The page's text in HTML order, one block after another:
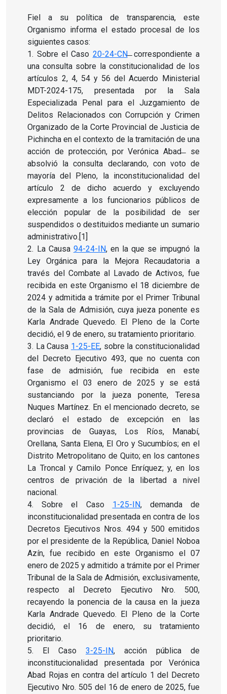
Fiel a su política de transparencia, este
Organismo informa el estado procesal de los
siguientes casos:
1. Sobre el Caso 20-24-CN̶̶ correspondiente a
una consulta sobre la constitucionalidad de los
artículos 2, 4, 54 y 56 del Acuerdo Ministerial
MDT-2024-175, presentada por la Sala
Especializada Penal para el Juzgamiento de
Delitos Relacionados con Corrupción y Crimen
Organizado de la Corte Provincial de Justicia de
Pichincha en el contexto de la tramitación de una
acción de protección, por Verónica Abad ̶̶ se
absolvió la consulta declarando, con voto de
mayoría del Pleno, la inconstitucionalidad del
artículo 2 de dicho acuerdo y excluyendo
expresamente a los funcionarios públicos de
elección popular de la posibilidad de ser
suspendidos o destituidos mediante un sumario
administrativo.[1]
2. La Causa 94-24-IN, en la que se impugnó la
Ley Orgánica para la Mejora Recaudatoria a
través del Combate al Lavado de Activos, fue
recibida en este Organismo el 18 diciembre de
2024 y admitida a trámite por el Primer Tribunal
de la Sala de Admisión, cuya jueza ponente es
Karla Andrade Quevedo. El Pleno de la Corte
decidió, el 9 de enero, su tratamiento prioritario.
3. La Causa 1-25-EE, sobre la constitucionalidad
del Decreto Ejecutivo 493, que no cuenta con
fase de admisión, fue recibida en este
Organismo el 03 enero de 2025 y se está
sustanciando por la jueza ponente, Teresa
Nuques Martínez. En el mencionado decreto, se
declaró el estado de excepción en las
provincias de Guayas, Los Ríos, Manabí,
Orellana, Santa Elena, El Oro y Sucumbíos; en el
Distrito Metropolitano de Quito; en los cantones
La Troncal y Camilo Ponce Enríquez; y, en los
centros de privación de la libertad a nivel
nacional.
4.
Sobre el Caso 1-25-IN, demanda de
inconstitucionalidad presentada en contra de los
Decretos Ejecutivos Nros. 494 y 500 emitidos
por el presidente de la República, Daniel Noboa
Azín, fue recibido en este Organismo el 07
enero de 2025 y admitido a trámite por el Primer
Tribunal de la Sala de Admisión, exclusivamente,
respecto al Decreto Ejecutivo Nro. 500,
recayendo la ponencia de la causa en la jueza
Karla Andrade Quevedo. El Pleno de la Corte
decidió, el 16 de enero, su tratamiento
prioritario.
5.
El Caso3-25-IN, acción pública de
inconstitucionalidad presentada por Verónica
Abad Rojas en contra del artículo 1 del Decreto
Ejecutivo Nro. 505 del 16 de enero de 2025, fue